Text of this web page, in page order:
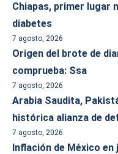
Chiapas, primer lugar
diabetes
7 agosto, 2026
Origen del brote de
comprueba: Ssa
7 agosto, 2026
Arabia Saudita,
histórica alianza de
7 agosto, 2026
Inflación de México en